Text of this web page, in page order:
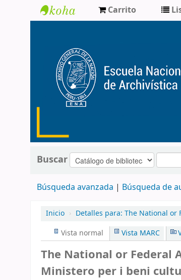
Biblioteca
ENA
Carrito
Buscar
Búsqueda avanzada Búsqueda de
Inicio › Detalles para: The National or
Vista normal
Vista MARC
The National or Federal
Ministero per i beni